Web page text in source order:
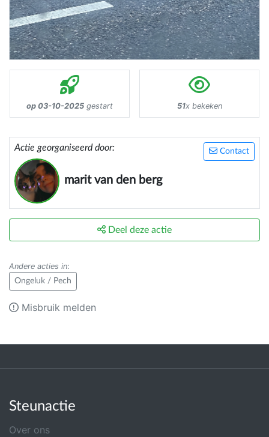
op 03-10-2025 gestart 51x bekeken
Contact
Actie georganiseerd door:
marit van den berg
Deel deze actie
Andere acties in:
Ongeluk / Pech
Misbruik melden
Steunactie
Over ons